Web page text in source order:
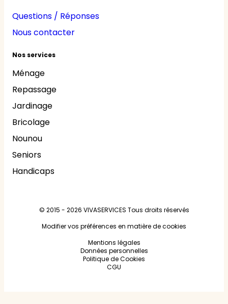
Questions / Réponses
Nous contacter
Nos services
Ménage
Repassage
Jardinage
Bricolage
Nounou
Seniors
Handicaps
© 2015 - 2026 VIVASERVICES Tous droits réservés
Modifier vos préférences en matière de cookies
Mentions légales
Données personnelles
Politique de Cookies
CGU